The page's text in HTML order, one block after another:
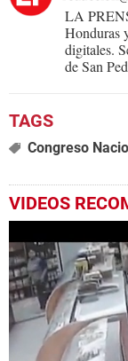
LA
Honduras
digitales.
de San
Congreso
VIDEOS